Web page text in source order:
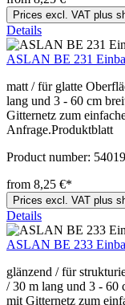
Prices excl. VAT plus
Details
ASLAN BE 231
matt / für glatte
lang und 3 - 60 cm
Gitternetz zum
Anfrage.Produktblatt
Product number:
from 8,25 €*
Prices excl. VAT plus
Details
ASLAN BE 233
glänzend / für
/ 30 m lang und 3 - 60
mit Gitternetz zum